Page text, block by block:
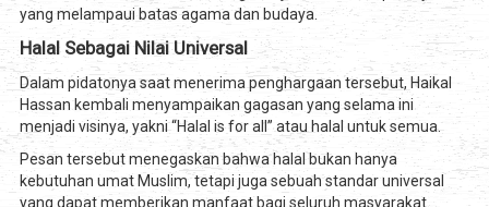
yang melampaui batas agama dan budaya.
Halal Sebagai Nilai Universal
Dalam pidatonya saat menerima penghargaan tersebut, Haikal
Hassan kembali menyampaikan gagasan yang selama ini
menjadi visinya, yakni “Halal is for all” atau halal untuk semua.
Pesan tersebut menegaskan bahwa halal bukan hanya
kebutuhan umat Muslim, tetapi juga sebuah standar universal
yang dapat memberikan manfaat bagi seluruh masyarakat.